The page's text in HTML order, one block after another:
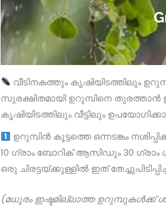
വീടിനകത്തും കൃഷിയിടത്തിലും
സുരക്ഷിതമായി ഉറുമ്പിനെ
കൃഷിയിടത്തിലും വീട്ടിലും
ഉറുമ്പിൻ കൂട്ടത്തെ ഒന്നടങ്കം
10 ഗ്രാം ബോറിക് ആസിഡും 30
ഒരു ചിരട്ടയ്ക്കുള്ളിൽ ഇത്
(മധുരം ഇഷ്ടമില്ലാത്ത ഉറുമ്പുകൾക്ക്